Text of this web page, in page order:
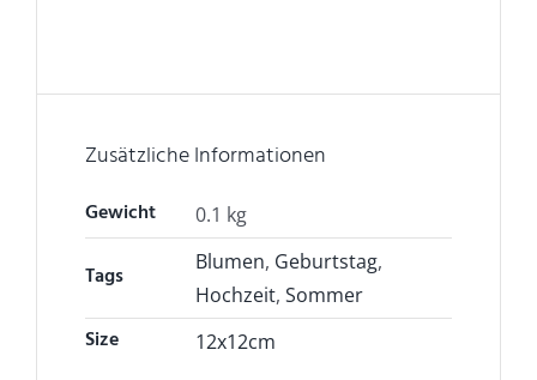
Zusätzliche Informationen
Gewicht 0.1 kg
Tags Blumen, Geburtstag,
Hochzeit, Sommer
Size 12x12cm